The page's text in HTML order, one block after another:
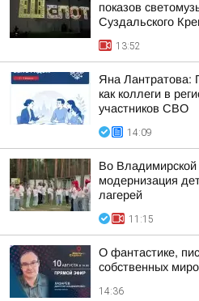
показов
Суздальского
13:52
Яна Лантратова:
как коллеги в
участников СВО
14:09
Во Владимирской
модернизация
лагерей
11:15
О фантастике,
собственных
14:36